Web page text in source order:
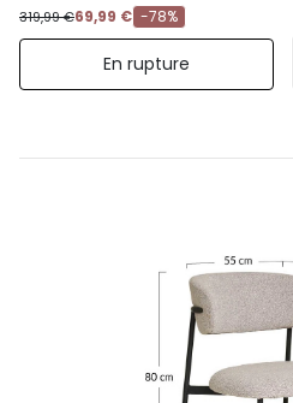
319,99 €69,99 € -78%
En rupture